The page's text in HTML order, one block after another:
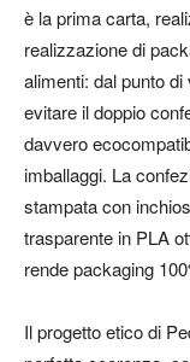
è la prima carta,
realizzazione di
alimenti: dal punto
evitare il doppio
davvero
imballaggi. La
stampata con
trasparente in PLA
rende packaging
Il progetto etico di